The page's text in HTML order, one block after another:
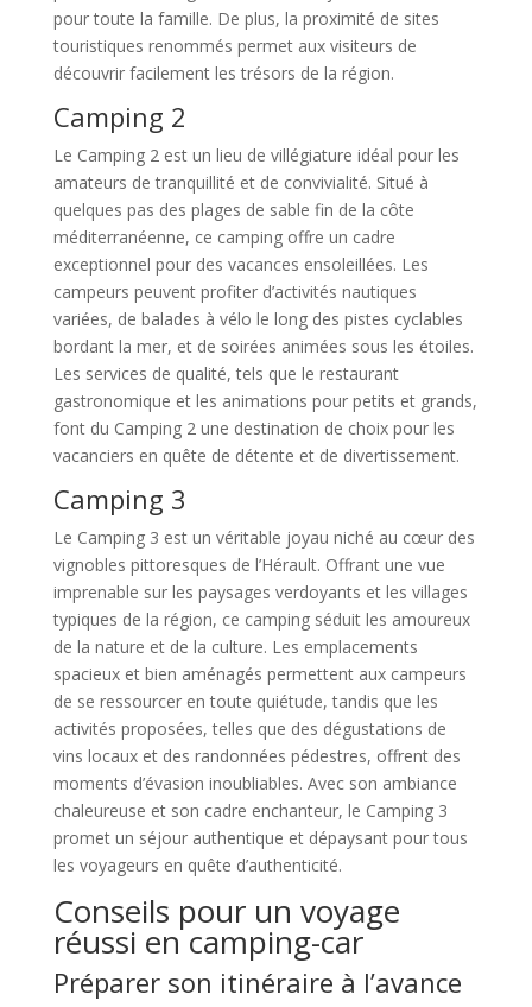
pour toute la famille. De plus, la proximité de sites
touristiques renommés permet aux visiteurs de
découvrir facilement les trésors de la région.
Camping 2
Le Camping 2 est un lieu de villégiature idéal pour les
amateurs de tranquillité et de convivialité. Situé à
quelques pas des plages de sable fin de la côte
méditerranéenne, ce camping offre un cadre
exceptionnel pour des vacances ensoleillées. Les
campeurs peuvent profiter d’activités nautiques
variées, de balades à vélo le long des pistes cyclables
bordant la mer, et de soirées animées sous les étoiles.
Les services de qualité, tels que le restaurant
gastronomique et les animations pour petits et grands,
font du Camping 2 une destination de choix pour les
vacanciers en quête de détente et de divertissement.
Camping 3
Le Camping 3 est un véritable joyau niché au cœur des
vignobles pittoresques de l’Hérault. Offrant une vue
imprenable sur les paysages verdoyants et les villages
typiques de la région, ce camping séduit les amoureux
de la nature et de la culture. Les emplacements
spacieux et bien aménagés permettent aux campeurs
de se ressourcer en toute quiétude, tandis que les
activités proposées, telles que des dégustations de
vins locaux et des randonnées pédestres, offrent des
moments d’évasion inoubliables. Avec son ambiance
chaleureuse et son cadre enchanteur, le Camping 3
promet un séjour authentique et dépaysant pour tous
les voyageurs en quête d’authenticité.
Conseils pour un voyage
réussi en camping-car
Préparer son itinéraire à l’avance